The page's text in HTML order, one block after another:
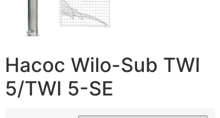
Насос Wilo-Sub TWI
5/TWI 5-SE